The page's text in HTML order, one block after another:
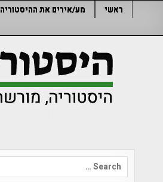
ראשי מע/אירים את ההיסטוריה
Search
for: